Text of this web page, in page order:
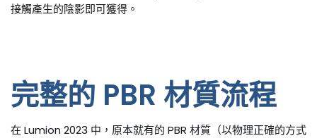
接觸產生的陰影即可獲得。
完整的 PBR 材質流程
在 Lumion 2023 中，原本就有的 PBR 材質（以物理正確的方式